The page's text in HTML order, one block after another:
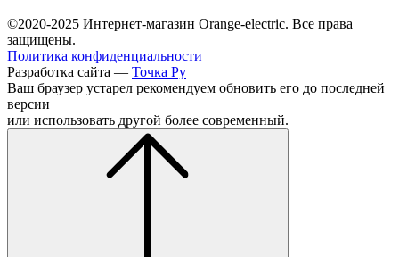
©2020-2025 Интернет-магазин Orange-electric. Все права
защищены.
Политика конфиденциальности
Разработка сайта — Точка Ру
Ваш браузер устарел рекомендуем обновить его до последней
версии
или использовать другой более современный.